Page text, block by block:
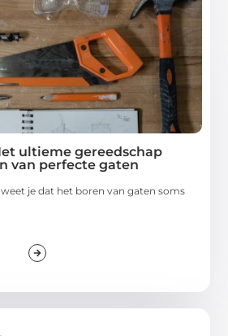
ultieme gereedschap
van perfecte gaten
je dat het boren van gaten soms